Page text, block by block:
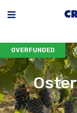
OVERFUNDED